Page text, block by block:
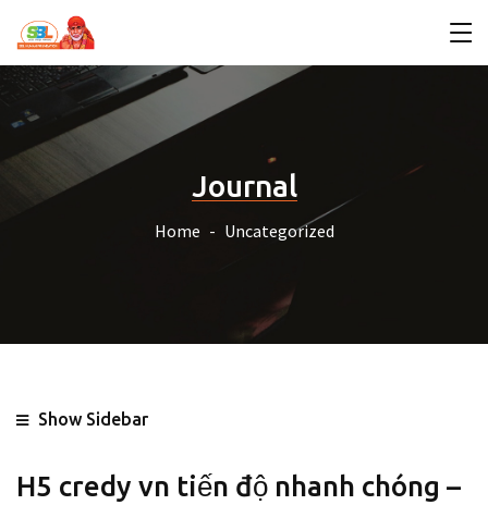
Journal
Home Uncategorized
Show Sidebar
H5 credy vn tiến độ nhanh chóng –